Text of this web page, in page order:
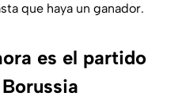
que haya un ganador.
es el partido